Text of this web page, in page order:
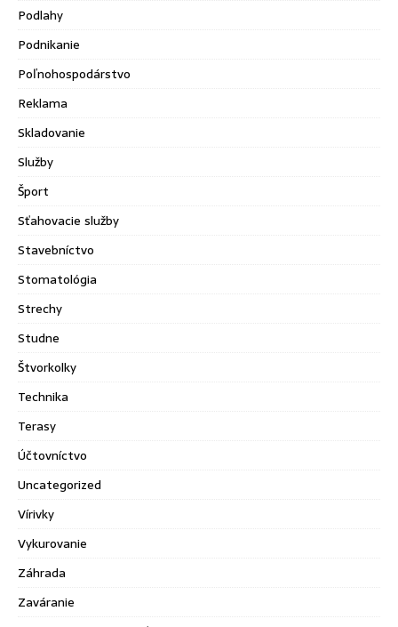
Podlahy
Podnikanie
Poľnohospodárstvo
Reklama
Skladovanie
Služby
Šport
Sťahovacie služby
Stavebníctvo
Stomatológia
Strechy
Studne
Štvorkolky
Technika
Terasy
Účtovníctvo
Uncategorized
Vírivky
Vykurovanie
Záhrada
Zaváranie